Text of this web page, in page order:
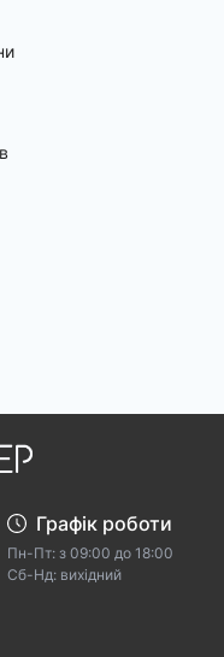
Графік роботи
Пн-Пт: з 09:00 дo 18:00
Cб-Hд: виxідний